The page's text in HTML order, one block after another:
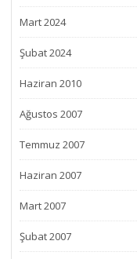
Mart 2024
Şubat 2024
Haziran 2010
Ağustos 2007
Temmuz 2007
Haziran 2007
Mart 2007
Şubat 2007